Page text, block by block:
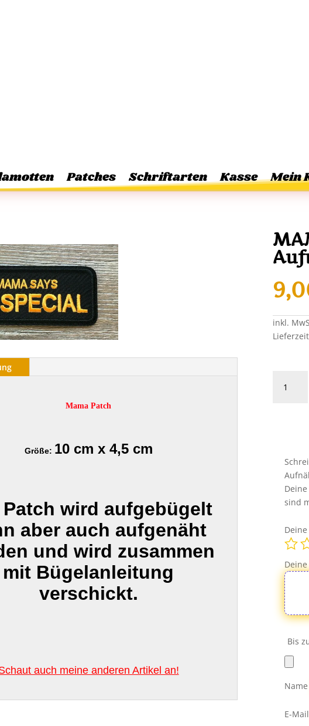
Patches Schriftarten Kasse Mein
Mama Patch
Größe: 10 cm x 4,5 cm
Patch wird aufgebügelt
aber auch aufgenäht
und wird zusammen
mit Bügelanleitung
verschickt.
auch meine anderen Artikel an!
inkl.
Says
Bügelbild
Text
Spruch
Menge
sind
Bis
E-